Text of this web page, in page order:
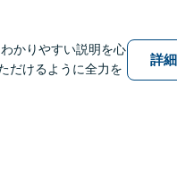
かりやすい説明を心
だけるように全力を
詳